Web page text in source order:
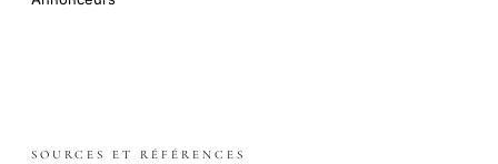
SOURCES ET RÉFÉRENCES